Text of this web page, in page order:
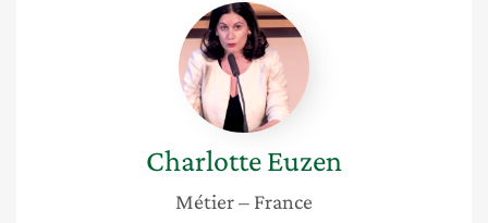
Charlotte
Euzen
CharlotteEuzen
Métier– France